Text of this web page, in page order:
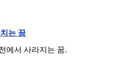
는 꿈
에서 사라지는 꿈.